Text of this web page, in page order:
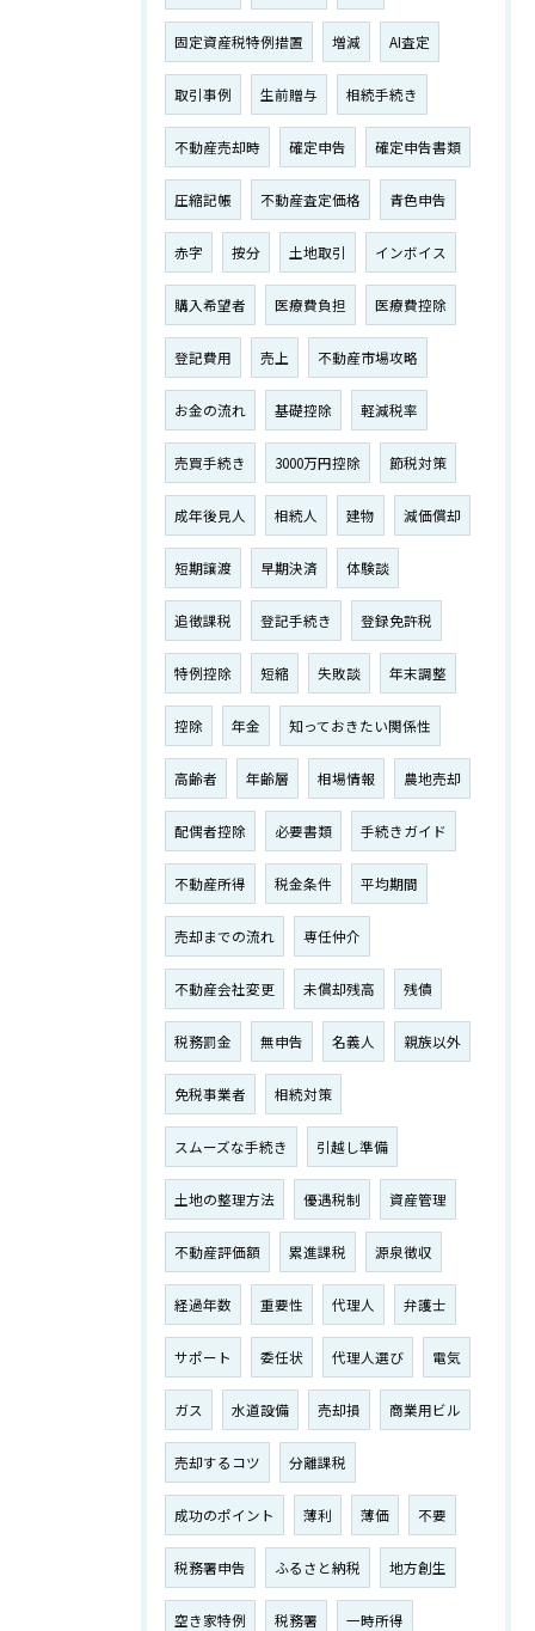
固定資産税特例措置 増減 AI査定
取引事例 生前贈与 相続手続き
不動産売却時 確定申告 確定申告書類
圧縮記帳 不動産査定価格 青色申告
赤字 按分 土地取引 インボイス
購入希望者 医療費負担 医療費控除
登記費用 売上 不動産市場攻略
お金の流れ 基礎控除 軽減税率
売買手続き 3000万円控除 節税対策
成年後見人 相続人 建物 減価償却
短期譲渡 早期決済 体験談
追徴課税 登記手続き 登録免許税
特例控除 短縮 失敗談 年末調整
控除 年金 知っておきたい関係性
高齢者 年齢層 相場情報 農地売却
配偶者控除 必要書類 手続きガイド
不動産所得 税金条件 平均期間
売却までの流れ 専任仲介
不動産会社変更 未償却残高 残債
税務罰金 無申告 名義人 親族以外
免税事業者 相続対策
スムーズな手続き 引越し準備
土地の整理方法 優遇税制 資産管理
不動産評価額 累進課税 源泉徴収
経過年数 重要性 代理人 弁護士
サポート 委任状 代理人選び 電気
ガス 水道設備 売却損 商業用ビル
売却するコツ 分離課税
成功のポイント 薄利 薄価 不要
税務署申告 ふるさと納税 地方創生
空き家特例 税務署 一時所得